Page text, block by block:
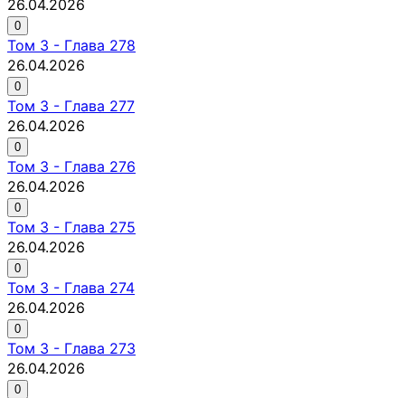
26.04.2026
0
Том 3 - Глава 278
26.04.2026
0
Том 3 - Глава 277
26.04.2026
0
Том 3 - Глава 276
26.04.2026
0
Том 3 - Глава 275
26.04.2026
0
Том 3 - Глава 274
26.04.2026
0
Том 3 - Глава 273
26.04.2026
0